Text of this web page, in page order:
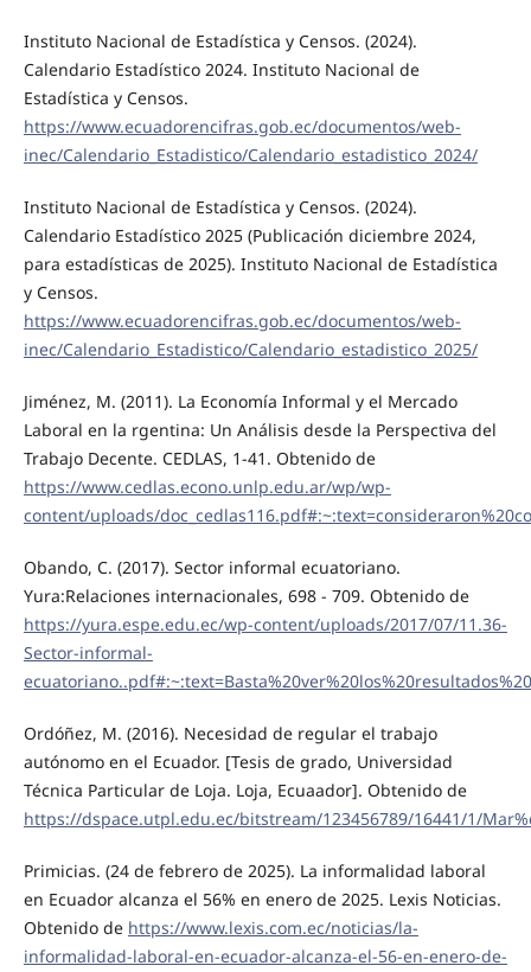
Instituto Nacional de Estadística y Censos. (2024).
Calendario Estadístico 2024. Instituto Nacional de
Estadística y Censos.
https://www.ecuadorencifras.gob.ec/documentos/web-
inec/Calendario_Estadistico/Calendario_estadistico_2024/
Instituto Nacional de Estadística y Censos. (2024).
Calendario Estadístico 2025 (Publicación diciembre 2024,
para estadísticas de 2025). Instituto Nacional de Estadística
y Censos.
https://www.ecuadorencifras.gob.ec/documentos/web-
inec/Calendario_Estadistico/Calendario_estadistico_2025/
Jiménez, M. (2011). La Economía Informal y el Mercado
Laboral en la rgentina: Un Análisis desde la Perspectiva del
Trabajo Decente. CEDLAS, 1-41. Obtenido de
https://www.cedlas.econo.unlp.edu.ar/wp/wp-
content/uploads/
Obando, C. (2017). Sector informal ecuatoriano.
Yura:Relaciones internacionales, 698 - 709. Obtenido de
https://yura.espe.edu.ec/wp-content/uploads/2017/07/11.36-
Sector-informal-
Ordóñez, M. (2016). Necesidad de regular el trabajo
autónomo en el Ecuador. [Tesis de grado, Universidad
Técnica Particular de Loja. Loja, Ecuaador]. Obtenido de
https://dspace.utpl.edu.ec/bitstream/123456789/16441/1/
Primicias. (24 de febrero de 2025). La informalidad laboral
en Ecuador alcanza el 56% en enero de 2025. Lexis Noticias.
Obtenido de https://www.lexis.com.ec/noticias/la-
informalidad-laboral-en-ecuador-alcanza-el-56-en-enero-de-